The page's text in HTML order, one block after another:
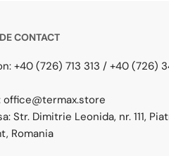
CONTACT
+40 (726) 713 313 / +40 (726)
office@termax.store
Str. Dimitrie Leonida, nr. 111,
Romania